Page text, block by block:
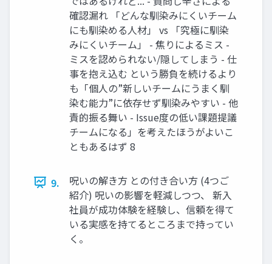
確認漏れ 「どんな馴染みにくいチーム
にも馴染める人材」 vs 「究極に馴染
みにくいチーム」 - 焦りによるミス -
ミスを認められない/隠してしまう - 仕
事を抱え込む という勝負を続けるより
も「個人の”新しいチームにうまく馴
染む能力”に依存せず馴染みやすい - 他
責的振る舞い - Issue度の低い課題提議
チームになる」を考えたほうがよいこ
ともあるはず 8
9.
呪いの解き方 との付き合い方 (4つご
紹介) 呪いの影響を軽減しつつ、 新入
社員が成功体験を経験し、信頼を得て
いる実感を持てるところまで持ってい
く。